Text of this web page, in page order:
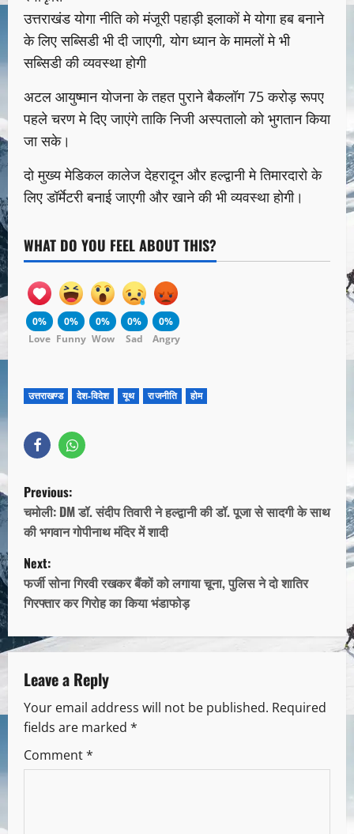
उत्तराखंड योगा नीति को मंजूरी पहाड़ी इलाकों मे योगा हब बनाने
के लिए सब्सिडी भी दी जाएगी, योग ध्यान के मामलों मे भी
सब्सिडी की व्यवस्था होगी
अटल आयुष्मान योजना के तहत पुराने बैकलॉग 75 करोड़ रूपए
पहले चरण मे दिए जाएंगे ताकि निजी अस्पतालो को भुगतान किया
जा सके।
दो मुख्य मेडिकल कालेज देहरादून और हल्द्वानी मे तिमारदारो के
लिए डॉर्मेटरी बनाई जाएगी और खाने की भी व्यवस्था होगी।
WHAT DO YOU FEEL ABOUT THIS?
0%
Love
0%
Funny
0%
Wow
0%
Sad
0%
Angry
उत्तराखण्ड देश-विदेश यूथ राजनीति होम
Previous:
चमोली: DM डॉ. संदीप तिवारी ने हल्द्वानी की डॉ. पूजा से सादगी के साथ
की भगवान गोपीनाथ मंदिर में शादी
Next:
फर्जी सोना गिरवी रखकर बैंकों को लगाया चूना, पुलिस ने दो शातिर
गिरफ्तार कर गिरोह का किया भंडाफोड़
Leave a Reply
Your email address will not be published. Required
fields are marked *
Comment*